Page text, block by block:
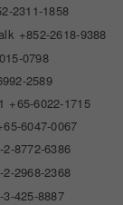
2311-1858
+852-2618-9388
0798
2589
+65-6022-1715
6047-0067
2-8772-6386
2-2968-2368
3-425-8887